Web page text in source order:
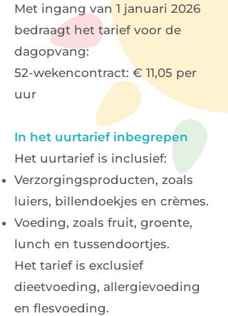
Met ingang van 1 januari 2026
bedraagt het tarief voor de
dagopvang:
52-wekencontract: € 11,05 per
uur
In het uurtarief inbegrepen
Het uurtarief is inclusief:
Verzorgingsproducten, zoals
luiers, billendoekjes en crèmes.
Voeding, zoals fruit, groente,
lunch en tussendoortjes.
Het tarief is exclusief
dieetvoeding, allergievoeding
en flesvoeding.